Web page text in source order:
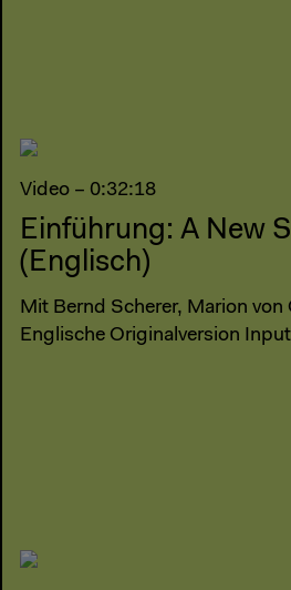
Video – 0:32:18
Einführung: A New
(Englisch)
Mit Bernd Scherer, Marion
Englische Originalversion